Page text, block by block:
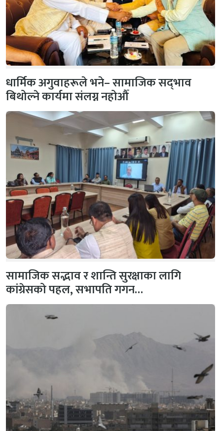
धार्मिक अगुवाहरूले भने– सामाजिक सद्‌भाव
बिथोल्ने कार्यमा संलग्न नहोऔँ
सामाजिक सद्भाव र शान्ति सुरक्षाका लागि
कांग्रेसको पहल, सभापति गगन…